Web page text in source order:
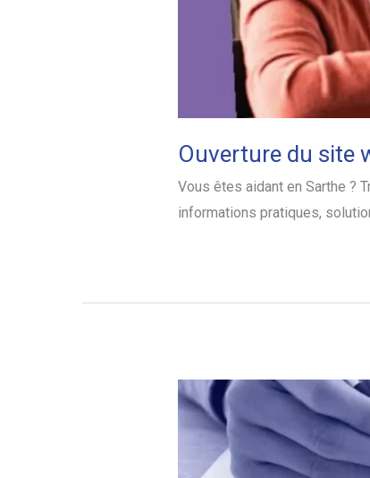
Ouverture du site
Vous êtes aidant en Sarthe ?
informations pratiques,